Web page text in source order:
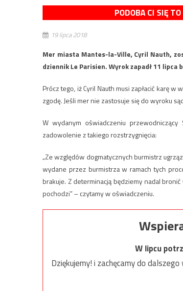
PODOBA CI SIĘ
19 lipca 2018
Mer miasta Mantes-la-Ville, Cyril Nauth,
dziennik Le Parisien. Wyrok zapadł 11 lipca
Prócz tego, iż Cyril Nauth musi zapłacić karę
zgodę. Jeśli mer nie zastosuje się do wyroku
W wydanym oświadczeniu przewodniczący
zadowolenie z takiego rozstrzygnięcia:
„Ze względów dogmatycznych burmistrz
wydane przez burmistrza w ramach tych
brakuje. Z determinacją będziemy nadal
pochodzi” – czytamy w oświadczeniu.
W lipcu
Dziękujemy! i zachęcamy do